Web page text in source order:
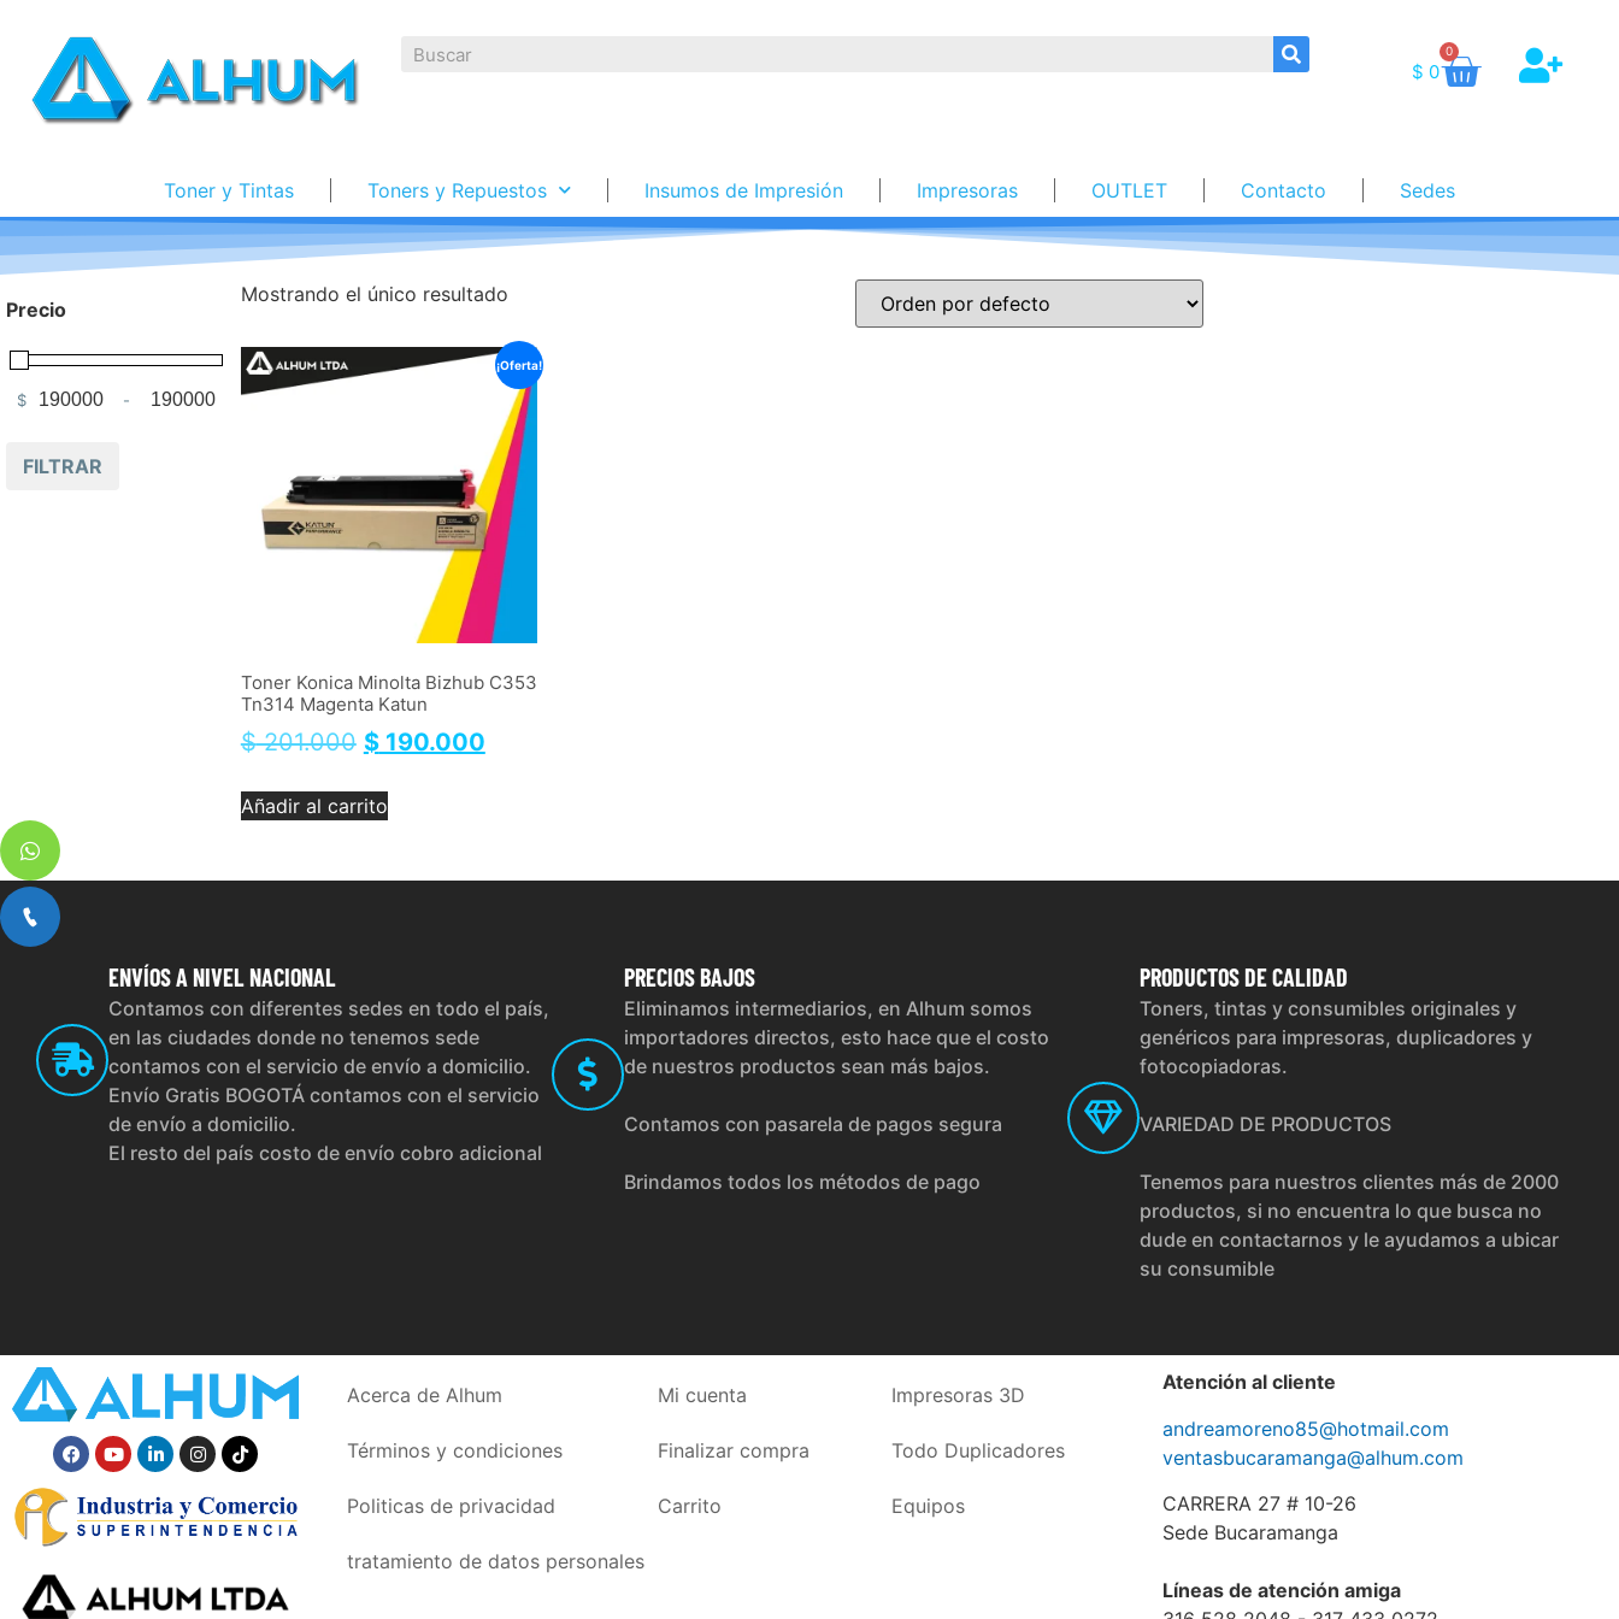
$ 0
0
Toner y Tintas Toners y Repuestos Insumos de Impresión Impresoras OUTLET Contacto Sedes
Precio
$ Minimum Price
-Maximum Price
FILTRAR
Mostrando el único resultado
¡Oferta!
Toner Konica Minolta Bizhub C353
Tn314 Magenta Katun
$201.000 $190.000
Añadir al carrito
ENVÍOSA NIVEL NACIONAL
Contamos con diferentes sedes en todo el país,
en las ciudades donde no tenemos sede
contamos con el servicio de envío a domicilio.
Envío Gratis BOGOTÁ contamos con el servicio
de envío a domicilio.
El resto del país costo de envío cobro adicional
PRECIOSBAJOS
Eliminamos intermediarios, en Alhum somos
importadores directos, esto hace que el costo
de nuestros productos sean más bajos.
Contamos con pasarela de pagos segura
Brindamos todos los métodos de pago
PRODUCTOSDE CALIDAD
Toners, tintas y consumibles originales y
genéricos para impresoras, duplicadores y
fotocopiadoras.
VARIEDAD DE PRODUCTOS
Tenemos para nuestros clientes más de 2000
productos, si no encuentra lo que busca no
dude en contactarnos y le ayudamos a ubicar
su consumible
Acerca de Alhum
Términos y condiciones
Politicas de privacidad
tratamiento de datos personales
Mi cuenta
Finalizar compra
Carrito
Impresoras 3D
Todo Duplicadores
Equipos
Atención al cliente
andreamoreno85@hotmail.com
ventasbucaramanga@alhum.com
CARRERA 27 # 10-26
Sede Bucaramanga
Líneas de atención amiga